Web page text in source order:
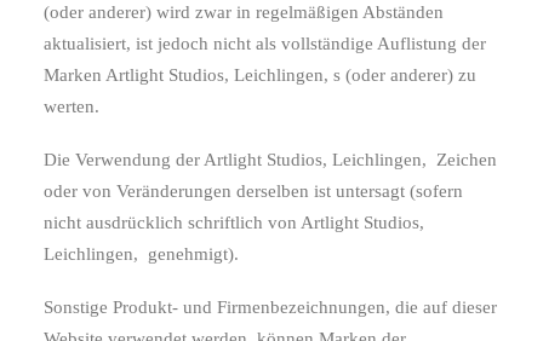
(oder anderer) wird zwar in regelmäßigen Abständen
aktualisiert, ist jedoch nicht als vollständige Auflistung der
Marken Artlight Studios, Leichlingen, s (oder anderer) zu
werten.
Die Verwendung der Artlight Studios, Leichlingen,
Zeichen
oder von Veränderungen derselben ist untersagt (sofern
nicht ausdrücklich schriftlich von Artlight Studios,
Leichlingen,
genehmigt).
Sonstige Produkt- und Firmenbezeichnungen, die auf dieser